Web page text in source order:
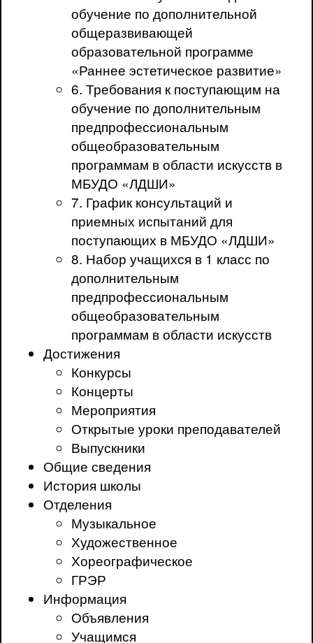
обучение по дополнительной
общеразвивающей
образовательной программе
«Раннее эстетическое развитие»
6. Требования к поступающим на
обучение по дополнительным
предпрофессиональным
общеобразовательным
программам в области искусств в
МБУДО «ЛДШИ»
7. График консультаций и
приемных испытаний для
поступающих в МБУДО «ЛДШИ»
8. Набор учащихся в 1 класс по
дополнительным
предпрофессиональным
общеобразовательным
программам в области искусств
Достижения
Конкурсы
Концерты
Мероприятия
Открытые уроки преподавателей
Выпускники
Общие сведения
История школы
Отделения
Музыкальное
Художественное
Хореографическое
ГРЭР
Информация
Объявления
Учащимся